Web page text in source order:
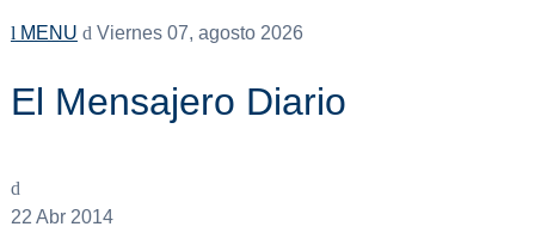
MENU Viernes 07, agosto 2026
El Mensajero Diario
22 Abr 2014